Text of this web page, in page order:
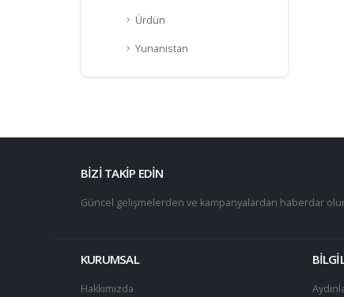
Ürdün
Yunanistan
BİZİ TAKİP EDİN
Güncel gelişmelerden ve kampanyalardan haberdar
KURUMSAL
Hakkımızda